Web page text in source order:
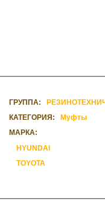
ГРУППА:
КАТЕГОРИЯ: Муфты
МАРКА:
HYUNDAI
TOYOTA